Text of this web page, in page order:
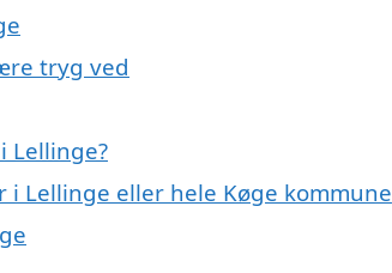
tryg ved
Lellinge?
i Lellinge eller hele Køge kommune